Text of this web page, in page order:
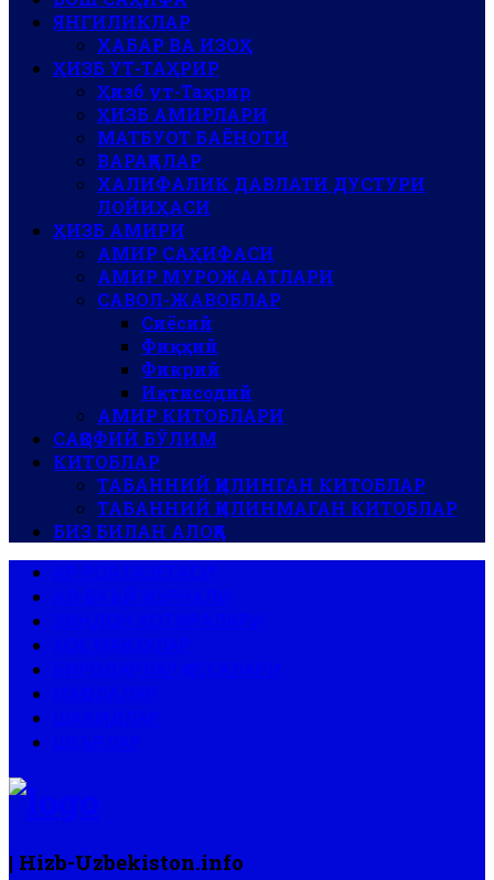
ЯНГИЛИКЛАР
ХАБАР ВА ИЗОҲ
ҲИЗБ УТ-ТАҲРИР
Ҳизб ут-Таҳрир
ҲИЗБ АМИРЛАРИ
МАТБУОТ БАЁНОТИ
ВАРАҚАЛАР
ХАЛИФАЛИК ДАВЛАТИ ДУСТУРИ
ЛОЙИҲАСИ
ҲИЗБ АМИРИ
АМИР САҲИФАСИ
АМИР МУРОЖААТЛАРИ
САВОЛ-ЖАВОБЛАР
Сиёсий
Фиқҳий
Фикрий
Иқтисодий
АМИР КИТОБЛАРИ
САҚОФИЙ БЎЛИМ
КИТОБЛАР
ТАБАННИЙ ҚИЛИНГАН КИТОБЛАР
ТАБАННИЙ ҚИЛИНМАГАН КИТОБЛАР
БИЗ БИЛАН АЛОҚА
| Hizb-Uzbekiston.info